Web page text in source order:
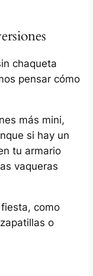
chaqueta
pensar cómo
más mini,
si hay un
tu armario
vaqueras
como
o